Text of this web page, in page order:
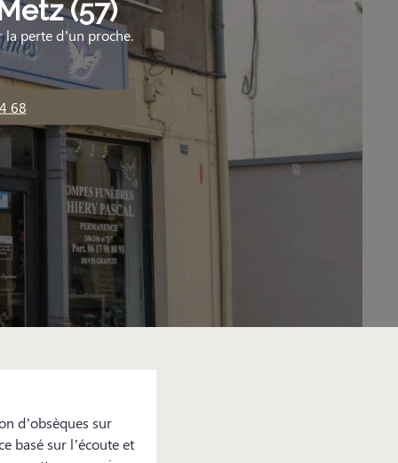
(57)
perte d’un proche.
68
d’obsèques sur
basé sur l’écoute et